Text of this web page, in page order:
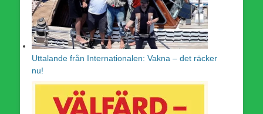
Uttalande från Internationalen: Vakna – det räcker
nu!